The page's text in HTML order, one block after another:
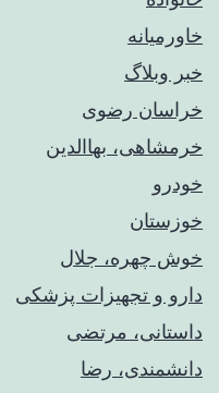
خاورمیانه
خبر وبلاگ
خراسان رضوی
خرمشاهی، بهاالدین
خودرو
خوزستان
خوش چهره، جلال
دارو و تجهیزات پزشکی
داستانی، مرتضی
دانشمندی، رضا